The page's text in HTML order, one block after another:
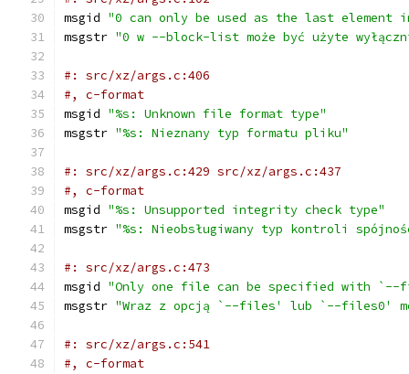
msgid "0 can only be used as the last
msgstr "0 w --block-list może być użyte
#: src/xz/args.c:406
#, c-format
msgid "%s: Unknown file format type"
msgstr "%s: Nieznany typ formatu pliku"
#: src/xz/args.c:429 src/xz/args.c:437
#, c-format
msgid "%s: Unsupported integrity check type"
msgstr "%s: Nieobsługiwany typ kontroli
#: src/xz/args.c:473
msgid "Only one file can be specified with
msgstr "Wraz z opcją `--files' lub `--files0'
#: src/xz/args.c:541
#, c-format